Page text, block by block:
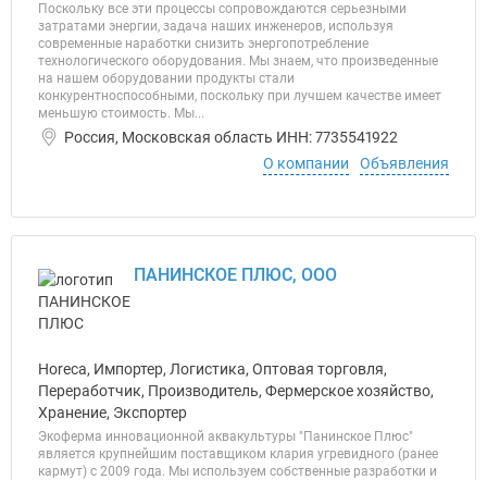
Поскольку все эти процессы сопровождаются серьезными
затратами энергии, задача наших инженеров, используя
современные наработки снизить энергопотребление
технологического оборудования. Мы знаем, что произведенные
на нашем оборудовании продукты стали
конкурентноспособными, поскольку при лучшем качестве имеет
меньшую стоимость. Мы...
Россия, Московская область ИНН: 7735541922
О компании
Объявления
ПАНИНСКОЕ ПЛЮС, ООО
Horeca, Импортер, Логистика, Оптовая торговля,
Переработчик, Производитель, Фермерское хозяйство,
Хранение, Экспортер
Экоферма инновационной аквакультуры "Панинское Плюс"
является крупнейшим поставщиком клария угревидного (ранее
кармут) с 2009 года. Мы используем собственные разработки и